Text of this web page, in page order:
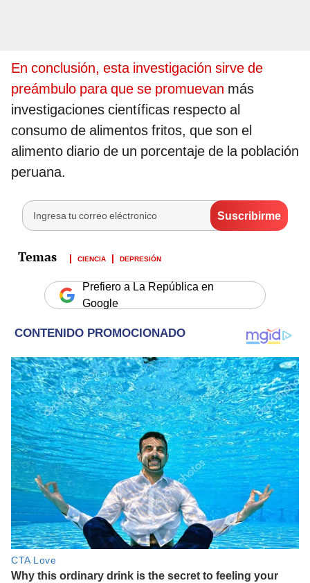
En conclusión, esta investigación sirve de
preámbulo para que se promuevan más
investigaciones científicas respecto al
consumo de alimentos fritos, que son el
alimento diario de un porcentaje de la población
peruana.
CIENCIA DEPRESIÓN
Prefiero a La República en
Google